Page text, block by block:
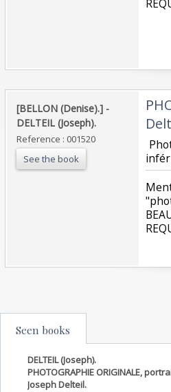
‎[BELLON (Denise).] - ‎
‎DELTEIL (Joseph). ‎
Reference : 001520
See the book
Seen books
DELTEIL (Joseph).
PHOTOGRAPHIE ORIGINALE,
Joseph Delteil.